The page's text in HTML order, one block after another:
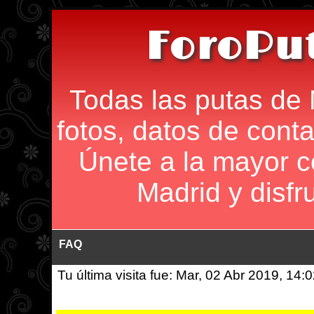
Todas las putas de
fotos, datos de
Únete a la mayor
Madrid y
FAQ
Tu última visita fue: Mar, 02 Abr 2019,